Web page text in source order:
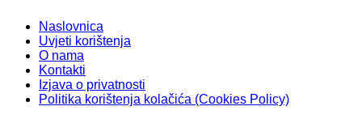
Naslovnica
Uvjeti korištenja
O nama
Kontakti
Izjava o privatnosti
Politika korištenja kolačića (Cookies Policy)